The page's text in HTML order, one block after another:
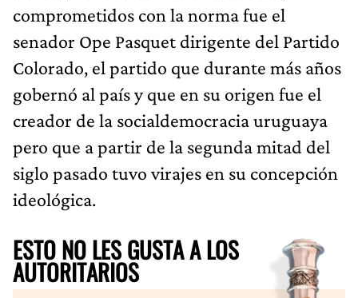
comprometidos con la norma fue el
senador Ope Pasquet dirigente del Partido
Colorado, el partido que durante más años
gobernó al país y que en su origen fue el
creador de la socialdemocracia uruguaya
pero que a partir de la segunda mitad del
siglo pasado tuvo virajes en su concepción
ideológica.
ESTO NO LES GUSTA A LOS
AUTORITARIOS